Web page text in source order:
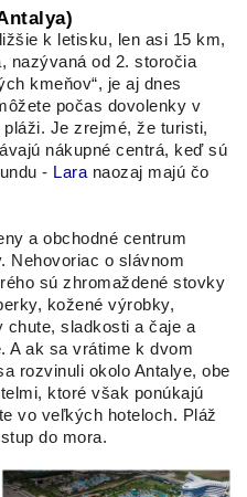
k letisku, len asi 15 km,
nazývaná od 2. storočia
kmeňov“, je aj dnes
počas dovolenky v
Je zrejmé, že turisti,
nákupné centrá, keď sú
- Lara naozaj majú čo
a obchodné centrum
Nehovoriac o slávnom
sú zhromaždené stovky
kožené výrobky,
chute, sladkosti a čaje a
A ak sa vrátime k dvom
rozvinuli okolo Antalye, obe
ktoré však ponúkajú
vo veľkých hoteloch. Pláž
do mora.